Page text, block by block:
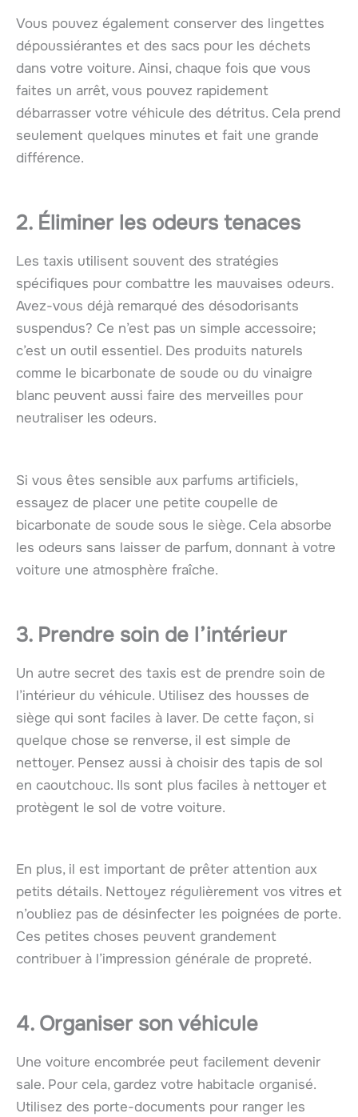
Vous pouvez également conserver des lingettes
dépoussiérantes et des sacs pour les déchets
dans votre voiture. Ainsi, chaque fois que vous
faites un arrêt, vous pouvez rapidement
débarrasser votre véhicule des détritus. Cela prend
seulement quelques minutes et fait une grande
différence.
2. Éliminer les odeurs tenaces
Les taxis utilisent souvent des stratégies
spécifiques pour combattre les mauvaises odeurs.
Avez-vous déjà remarqué des désodorisants
suspendus? Ce n’est pas un simple accessoire;
c’est un outil essentiel. Des produits naturels
comme le bicarbonate de soude ou du vinaigre
blanc peuvent aussi faire des merveilles pour
neutraliser les odeurs.
Si vous êtes sensible aux parfums artificiels,
essayez de placer une petite coupelle de
bicarbonate de soude sous le siège. Cela absorbe
les odeurs sans laisser de parfum, donnant à votre
voiture une atmosphère fraîche.
3. Prendre soin de l’intérieur
Un autre secret des taxis est de prendre soin de
l’intérieur du véhicule. Utilisez des housses de
siège qui sont faciles à laver. De cette façon, si
quelque chose se renverse, il est simple de
nettoyer. Pensez aussi à choisir des tapis de sol
en caoutchouc. Ils sont plus faciles à nettoyer et
protègent le sol de votre voiture.
En plus, il est important de prêter attention aux
petits détails. Nettoyez régulièrement vos vitres et
n’oubliez pas de désinfecter les poignées de porte.
Ces petites choses peuvent grandement
contribuer à l’impression générale de propreté.
4. Organiser son véhicule
Une voiture encombrée peut facilement devenir
sale. Pour cela, gardez votre habitacle organisé.
Utilisez des porte-documents pour ranger les